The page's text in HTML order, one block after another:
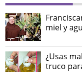
miel y
¿Usas
truco